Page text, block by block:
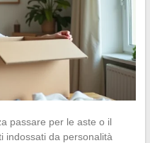
passare per le aste o il
indossati da personalità